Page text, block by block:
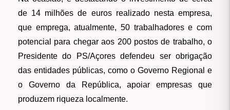
de 14 milhões de euros realizado nesta empresa,
que emprega, atualmente, 50 trabalhadores e com
potencial para chegar aos 200 postos de trabalho, o
Presidente do PS/Açores defendeu ser obrigação
das entidades públicas, como o Governo Regional e
o Governo da República, apoiar empresas que
produzem riqueza localmente.